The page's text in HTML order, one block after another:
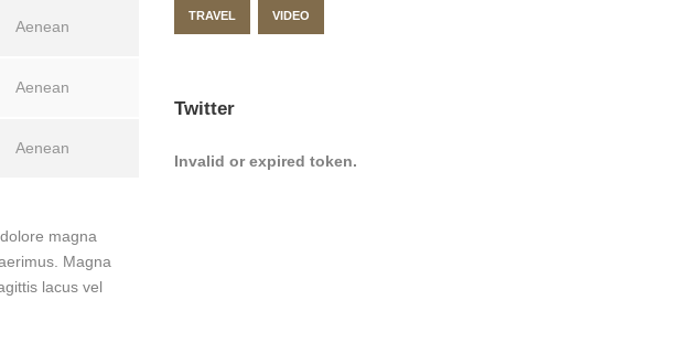
Aenean
Aenean
Aenean
magna
Magna
lacus vel
TRAVEL VIDEO
Twitter
Invalid or expired token.